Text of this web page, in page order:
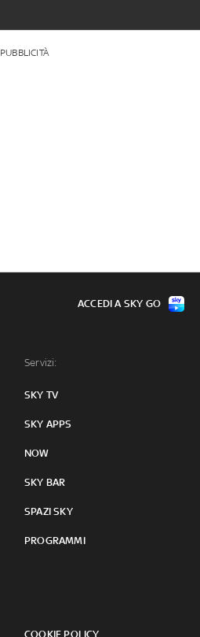
PUBBLICITÀ
Servizi:
SKY TV
SKY APPS
NOW
SKY BAR
SPAZI SKY
PROGRAMMI
COOKIE POLICY
ACCEDI A SKY GO